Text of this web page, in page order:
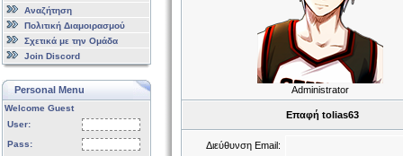
Αναζήτηση
Πολιτική Διαμοιρασμού
Σχετικά με την Ομάδα
Join Discord
Personal Menu
Welcome Guest
User:
Pass:
Administrator
Επαφή tolias63
Διεύθυνση Email: